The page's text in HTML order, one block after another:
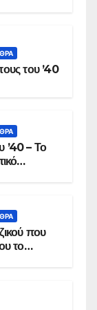
του ’40
’40 – Το
που
το